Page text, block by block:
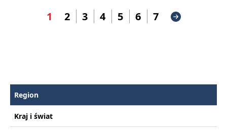
1 2 3 4 5 6 7
Region
Kraj i świat